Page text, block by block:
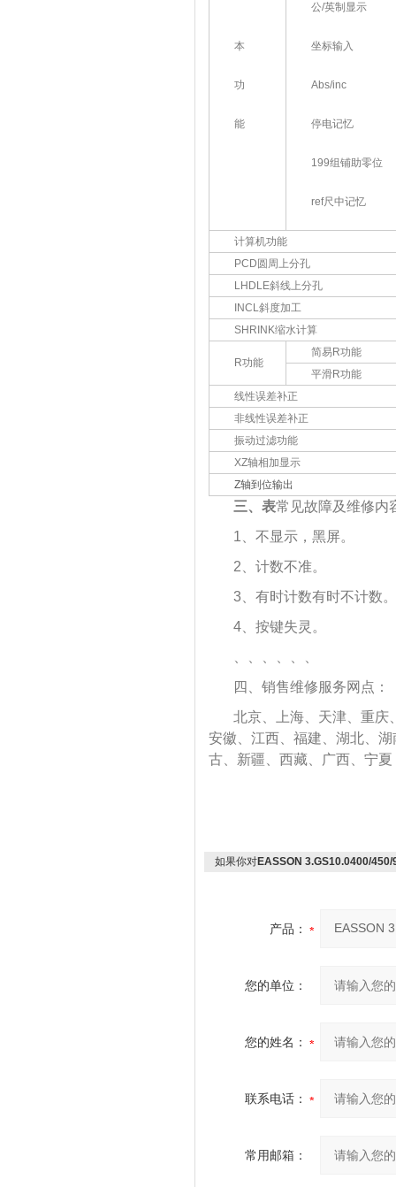
本
功
能
公/英制显示
坐标输入
Abs/inc
停电记忆
199组铺助零位
ref尺中记忆
计算机功能
PCD圆周上分孔
LHDLE斜线上分孔
INCL斜度加工
SHRINK缩水计算
R功能
简易R功能
平滑R功能
线性误差补正
非线性误差补正
振动过滤功能
XZ轴相加显示
Z轴到位输出
三、表常见故障及维修内
1、不显示，黑屏。
2、计数不准。
3、有时计数有时不计数。
4、按键失灵。
四、销售维修服务网点：
北京、上海、天津、重庆
安徽、江西、福建、湖北、
古、新疆、西藏、广西、宁夏
如果你对EASSON 3.GS10.0400/
产品：
您的单位：
您的姓名：
联系电话：
常用邮箱：